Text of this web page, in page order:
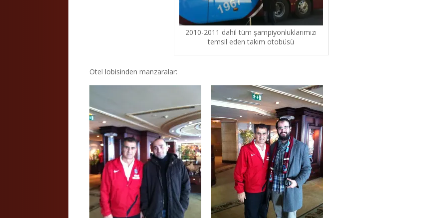
2010-2011 dahil tüm şampiyonluklarımızı
temsil eden takım otobüsü
Otel lobisinden manzaralar: